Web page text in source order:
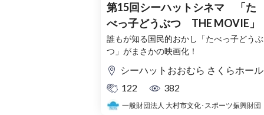
第15回シーハットシネマ 「た
べっ子どうぶつ THE MOVIE」
誰もが知る国⺠的おかし「たべっ子どうぶ
つ」がまさかの映画化！
シーハットおおむら さくらホール
122
382
一般財団法人 大村市文化･スポーツ振興財団